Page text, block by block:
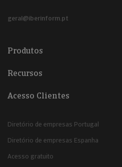
geral@iberinform.pt
Produtos
Recursos
Acesso Clientes
Diretório de empresas Portugal
Diretório de empresas Espanha
Acesso gratuito